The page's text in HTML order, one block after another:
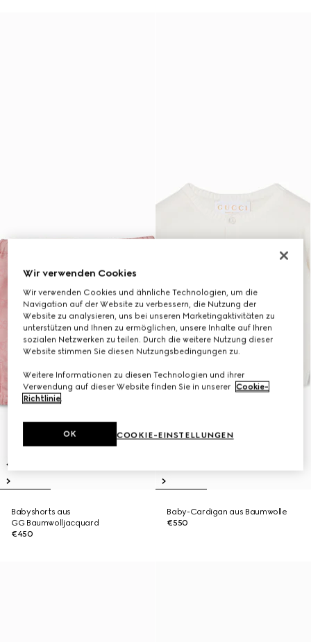
Babyshorts aus
GG Baumwolljacquard
€450
Baby-Cardigan aus Baumwolle
€550
Wir verwenden Cookies
Wir verwenden Cookies und ähnliche Technologien, um die
Navigation auf der Website zu verbessern, die Nutzung der
Website zu analysieren, uns bei unseren Marketingaktivitäten zu
unterstützen und Ihnen zu ermöglichen, unsere Inhalte auf Ihren
sozialen Netzwerken zu teilen. Durch die weitere Nutzung dieser
Website stimmen Sie diesen Nutzungsbedingungen zu.
Weitere Informationen zu diesen Technologien und ihrer
Verwendung auf dieser Website finden Sie in unserer Cookie-
Richtlinie.
COOKIE-EINSTELLUNGEN
OK